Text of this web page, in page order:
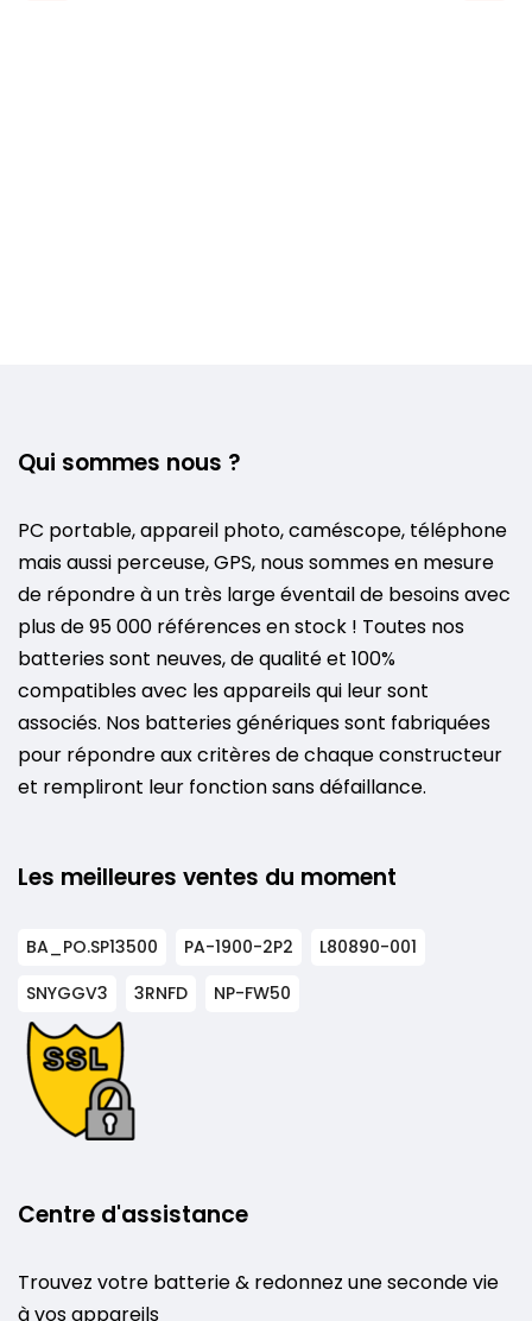
Qui sommes nous ?
PC portable, appareil photo, caméscope, téléphone
mais aussi perceuse, GPS, nous sommes en mesure
de répondre à un très large éventail de besoins avec
plus de 95 000 références en stock ! Toutes nos
batteries sont neuves, de qualité et 100%
compatibles avec les appareils qui leur sont
associés. Nos batteries génériques sont fabriquées
pour répondre aux critères de chaque constructeur
et rempliront leur fonction sans défaillance.
Les meilleures ventes du moment
BA_PO.SP13500 PA-1900-2P2
L80890-001
SNYGGV3
3RNFD NP-FW50
Centre d'assistance
Trouvez votre batterie & redonnez une seconde vie
à vos appareils